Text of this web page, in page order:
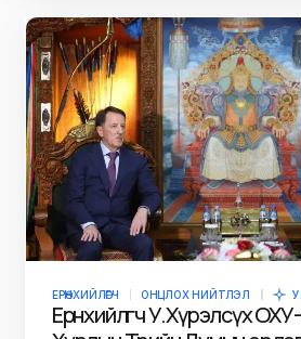
ЕРӨНХИЙЛӨГЧ ОНЦЛОХ НИЙТЛЭЛ
Ерөнхийлөгч У.Хүрэлсүх